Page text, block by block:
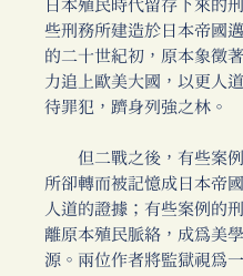
日本殖民時代留存下來的
些刑務所建造於日本帝國
的二十世紀初，原本象徵
力追上歐美大國，以更人
待罪犯，躋身列強之林。
但二戰之後，有些案例
所卻轉而被記憶成日本帝
人道的證據；有些案例的
離原本殖民脈絡，成為美
源。兩位作者將監獄視為